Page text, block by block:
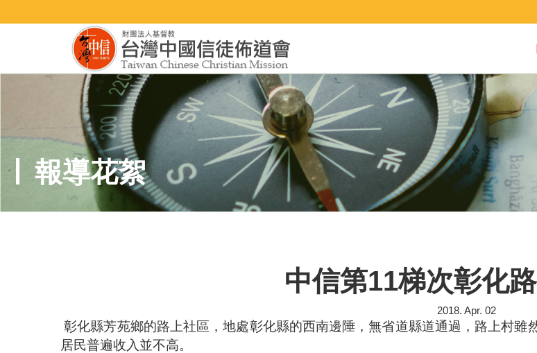
報導花絮
中信第11梯次彰化
2018. Apr. 02
彰化縣芳苑鄉的路上社區，地處彰化縣的西南邊陲，無省道縣道通過，路上村雖
居民普遍收入並不高。